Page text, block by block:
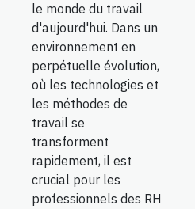
le monde du travail
d'aujourd'hui. Dans un
environnement en
perpétuelle évolution,
où les technologies et
les méthodes de
travail se
transforment
rapidement, il est
crucial pour les
professionnels des RH